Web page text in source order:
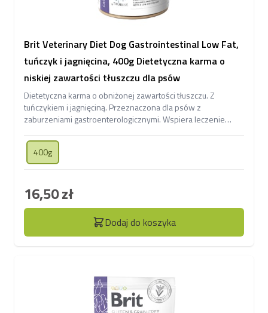
Brit Veterinary Diet Dog Gastrointestinal Low Fat,
tuńczyk i jagnięcina, 400g Dietetyczna karma o
niskiej zawartości tłuszczu dla psów
Dietetyczna karma o obniżonej zawartości tłuszczu. Z
tuńczykiem i jagnięciną. Przeznaczona dla psów z
zaburzeniami gastroenterologicznymi. Wspiera leczenie
400g
16,50 zł
Dodaj do koszyka